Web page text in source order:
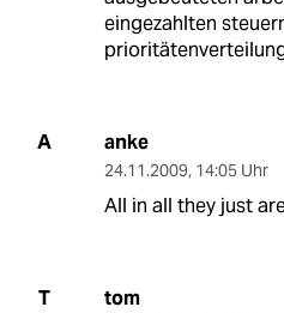
eingezahlten
A anke
24.11.2009, 14:05 Uhr
All in all they just
T tom